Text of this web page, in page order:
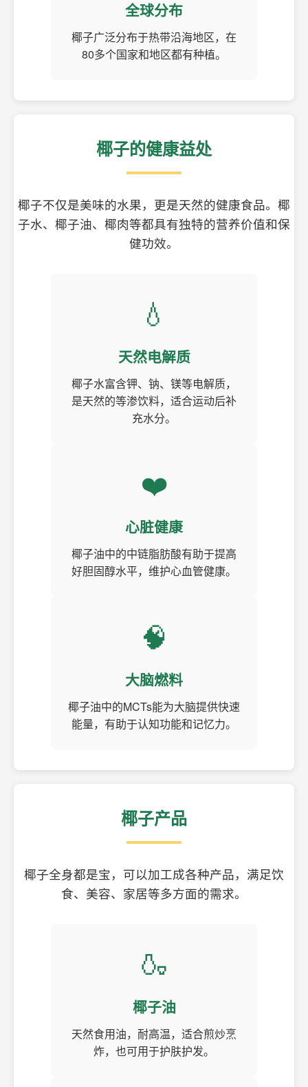
全球分布
椰子广泛分布于热带沿海地区，在
80多个国家和地区都有种植。
椰子的健康益处
椰子不仅是美味的水果，更是天然的健康食品。椰
子水、椰子油、椰肉等都具有独特的营养价值和保
健功效。
💧
天然电解质
椰子水富含钾、钠、镁等电解质，
是天然的等渗饮料，适合运动后补
充水分。
❤️
心脏健康
椰子油中的中链脂肪酸有助于提高
好胆固醇水平，维护心血管健康。
🧠
大脑燃料
椰子油中的MCTs能为大脑提供快速
能量，有助于认知功能和记忆力。
椰子产品
椰子全身都是宝，可以加工成各种产品，满足饮
食、美容、家居等多方面的需求。
🍶
椰子油
天然食用油，耐高温，适合煎炒烹
炸，也可用于护肤护发。